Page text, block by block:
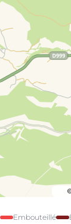
Embouteillé